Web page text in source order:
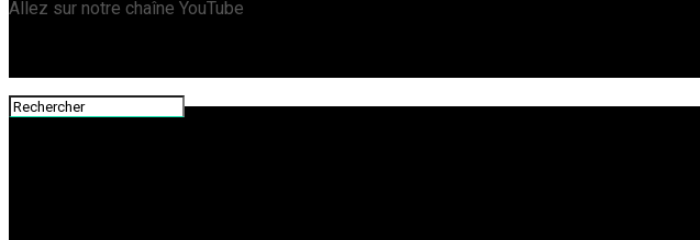
Allez sur notre chaîne YouTube